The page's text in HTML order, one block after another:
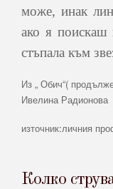
може, инак
ако я
стъпала към
Из „ Обич“(
Ивелина Радионова
източник:личния
Колко